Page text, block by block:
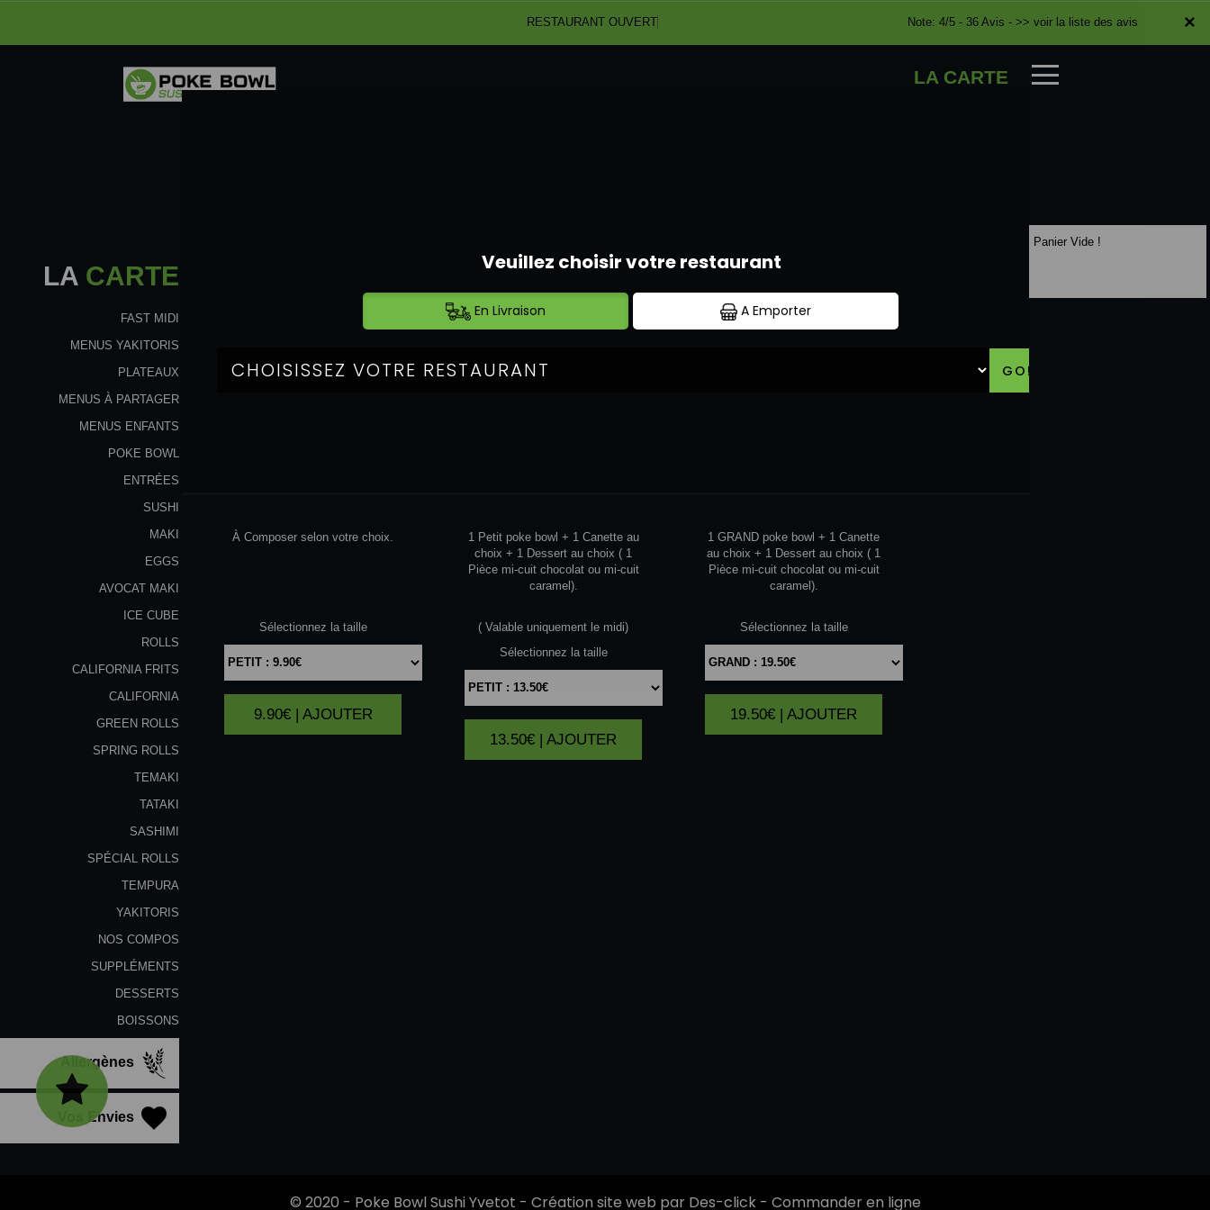
×
RESTAURANT OUVERT Note: 4/5 - 36 Avis - >> voir la liste des avis
LA CARTE
×
LA CARTE
FAST MIDI
MENUS YAKITORIS
PLATEAUX
MENUS À PARTAGER
MENUS ENFANTS
POKE BOWL
ENTRÉES
SUSHI
MAKI
EGGS
AVOCAT MAKI
ICE CUBE
ROLLS
CALIFORNIA FRITS
CALIFORNIA
GREEN ROLLS
SPRING ROLLS
TEMAKI
TATAKI
SASHIMI
SPÉCIAL ROLLS
TEMPURA
YAKITORIS
NOS COMPOS
SUPPLÉMENTS
DESSERTS
BOISSONS
Allergènes
Vos Envies
POKE BOWL
À Composer selon votre choix.
Sélectionnez la taille
9.90€ | AJOUTER
1 Petit poke bowl + 1 Canette au
choix + 1 Dessert au choix ( 1
Pièce mi-cuit chocolat ou mi-cuit
caramel).
( Valable uniquement le midi)
Sélectionnez la taille
13.50€ | AJOUTER
1 GRAND poke bowl + 1 Canette
au choix + 1 Dessert au choix ( 1
Pièce mi-cuit chocolat ou mi-cuit
caramel).
Sélectionnez la taille
19.50€ | AJOUTER
Panier Vide !
© 2020 - Poke Bowl Sushi Yvetot - Création site web par Des-click- Commander en ligne